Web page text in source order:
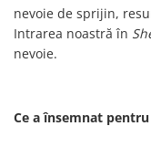
Palate si Curti
Curtea Domneasca,
nevoie de sprijin,
Intrarea noastră în
nevoie.
Ce a însemnat